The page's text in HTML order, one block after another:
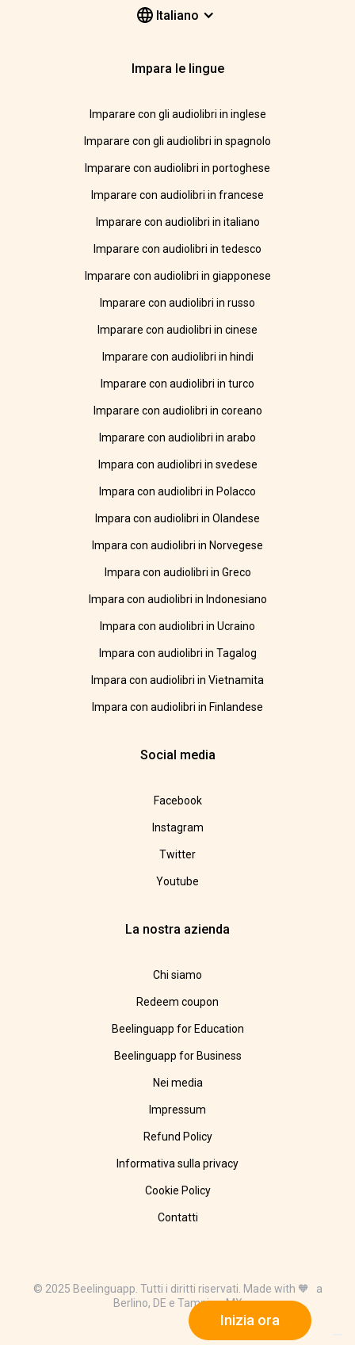
Inizia ora
Italiano
Impara le lingue
Imparare con gli audiolibri in inglese
Imparare con gli audiolibri in spagnolo
Imparare con audiolibri in portoghese
Imparare con audiolibri in francese
Imparare con audiolibri in italiano
Imparare con audiolibri in tedesco
Imparare con audiolibri in giapponese
Imparare con audiolibri in russo
Imparare con audiolibri in cinese
Imparare con audiolibri in hindi
Imparare con audiolibri in turco
Imparare con audiolibri in coreano
Imparare con audiolibri in arabo
Impara con audiolibri in svedese
Impara con audiolibri in Polacco
Impara con audiolibri in Olandese
Impara con audiolibri in Norvegese
Impara con audiolibri in Greco
Impara con audiolibri in Indonesiano
Impara con audiolibri in Ucraino
Impara con audiolibri in Tagalog
Impara con audiolibri in Vietnamita
Impara con audiolibri in Finlandese
Social media
Facebook
Instagram
Twitter
Youtube
La nostra azienda
Chi siamo
Redeem coupon
Beelinguapp for Education
Beelinguapp for Business
Nei media
Impressum
Refund Policy
Informativa sulla privacy
Cookie Policy
Contatti
© 2025 Beelinguapp. Tutti i diritti riservati. Made with 🧡 a
Berlino, DE e Tampico, MX